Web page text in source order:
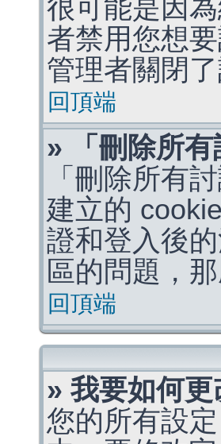
很可能是因
者禁用您想
管理者關閉
回頂端
» 「刪除所
「刪除所有
建立的
證和登入後
區的問題，
回頂端
» 我要如何
您的所有設